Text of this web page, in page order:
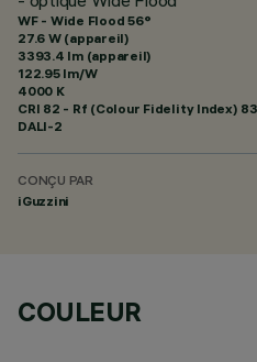
WF - Wide Flood 56°
27.6 W (appareil)
3393.4 lm (appareil)
122.95 lm/W
4000 K
CRI 82 - Rf (Colour Fidelity Index)
DALI-2
CONÇU PAR
iGuzzini
COULEUR